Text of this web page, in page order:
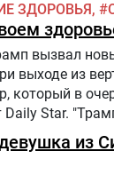
ЗДОРОВЬЯ
вызвал
выходе из
который в
Star.
—
из